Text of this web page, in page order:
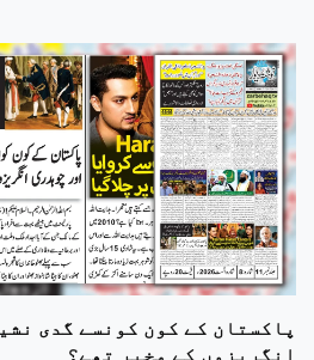
پاکستان کے کون کونسے گدی
انگریزوں کے مخبر تھے؟